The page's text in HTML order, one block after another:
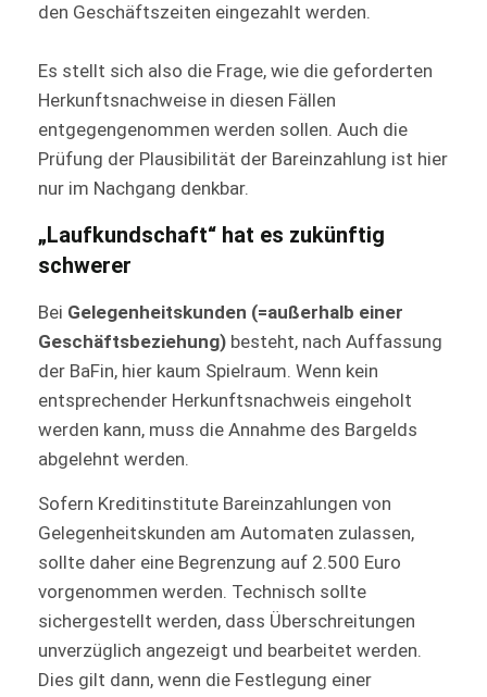
den Geschäftszeiten eingezahlt werden.
Es stellt sich also die Frage, wie die geforderten
Herkunftsnachweise in diesen Fällen
entgegengenommen werden sollen. Auch die
Prüfung der Plausibilität der Bareinzahlung ist hier
nur im Nachgang denkbar.
„Laufkundschaft“ hat es zukünftig
schwerer
Bei Gelegenheitskunden (=außerhalb einer
Geschäftsbeziehung) besteht, nach Auffassung
der BaFin, hier kaum Spielraum. Wenn kein
entsprechender Herkunftsnachweis eingeholt
werden kann, muss die Annahme des Bargelds
abgelehnt werden.
Sofern Kreditinstitute Bareinzahlungen von
Gelegenheitskunden am Automaten zulassen,
sollte daher eine Begrenzung auf 2.500 Euro
vorgenommen werden. Technisch sollte
sichergestellt werden, dass Überschreitungen
unverzüglich angezeigt und bearbeitet werden.
Dies gilt dann, wenn die Festlegung einer